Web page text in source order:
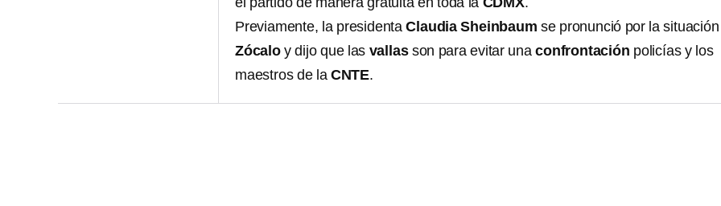
Previamente, la presidentaClaudia Sheinbaum se pronunció por la situación
Zócaloy dijo que las vallasson para evitar unaconfrontación policías y los
maestros de la CNTE.